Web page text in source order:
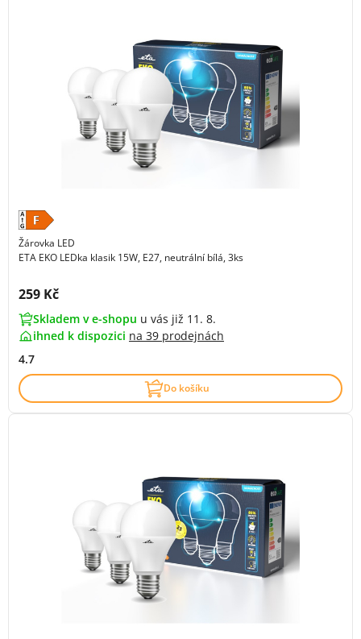
Žárovka LED
ETA EKO LEDka klasik 15W, E27, neutrální bílá, 3ks
Cena s DPH:
259 Kč
Skladem v e-shopu u vás již 11. 8.
ihned k dispozici na 39 prodejnách
4.7
Do košíku